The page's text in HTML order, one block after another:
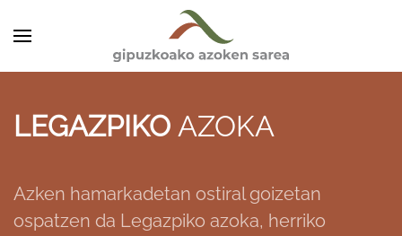
LEGAZPIKO AZOKA
Azken hamarkadetan ostiral goizetan
ospatzen da Legazpiko azoka, herriko